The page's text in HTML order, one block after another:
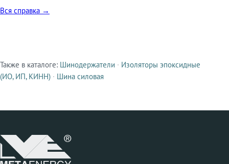
Вся справка →
Смежные продукты
Также в каталоге: Шинодержатели · Изоляторы эпоксидные
(ИО, ИП, КИНН) · Шина силовая